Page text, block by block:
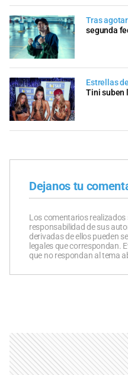
Tras
segunda
Estrellas
Tini suben
Dejanos tu
Los comentarios realizados
responsabilidad de sus
derivadas de ellos pueden
legales que correspondan.
que no respondan al tema